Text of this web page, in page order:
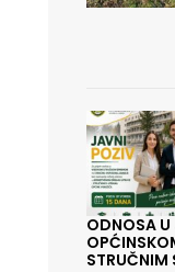
ODNOSA U
STRUČNIM